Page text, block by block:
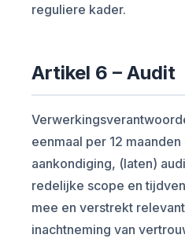
reguliere kader.
Artikel 6 – Audit
eenmaal per 12
aankondiging, (laten)
redelijke scope en
mee en verstrekt
inachtneming van